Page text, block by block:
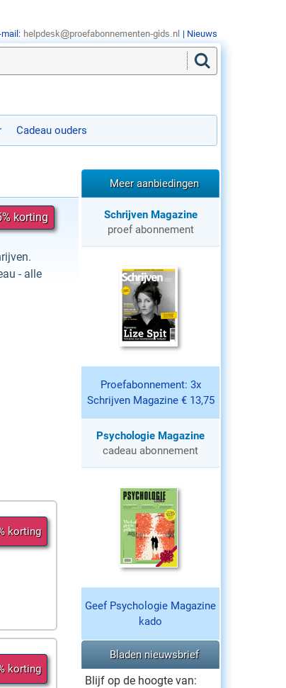
Cadeau ouders
korting
- alle
korting
korting
Meer aanbiedingen
Schrijven Magazine
proef abonnement
Proefabonnement: 3x
Schrijven Magazine € 13,75
Psychologie Magazine
cadeau abonnement
Geef Psychologie Magazine
kado
Bladen nieuwsbrief
Blijf op de hoogte van:
mail: | Nieuws